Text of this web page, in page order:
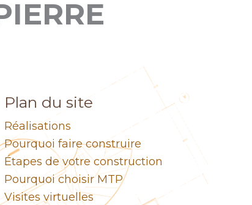
Plan du site
Réalisations
Pourquoi faire construire
Étapes de votre construction
Pourquoi choisir MTP
Visites virtuelles